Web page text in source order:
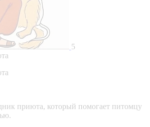
5
приюта, который помогает питомцу